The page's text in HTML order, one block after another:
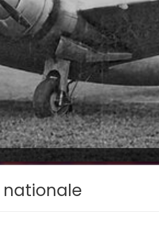
nationale